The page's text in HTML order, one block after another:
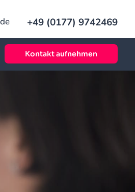
+49 (0177) 9742469
Kontakt aufnehmen